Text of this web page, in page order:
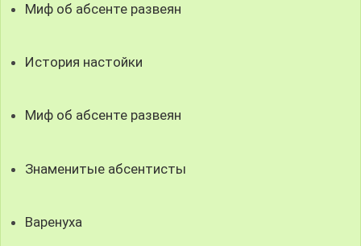
Миф об абсенте развеян
История настойки
Миф об абсенте развеян
Знаменитые абсентисты
Варенуха